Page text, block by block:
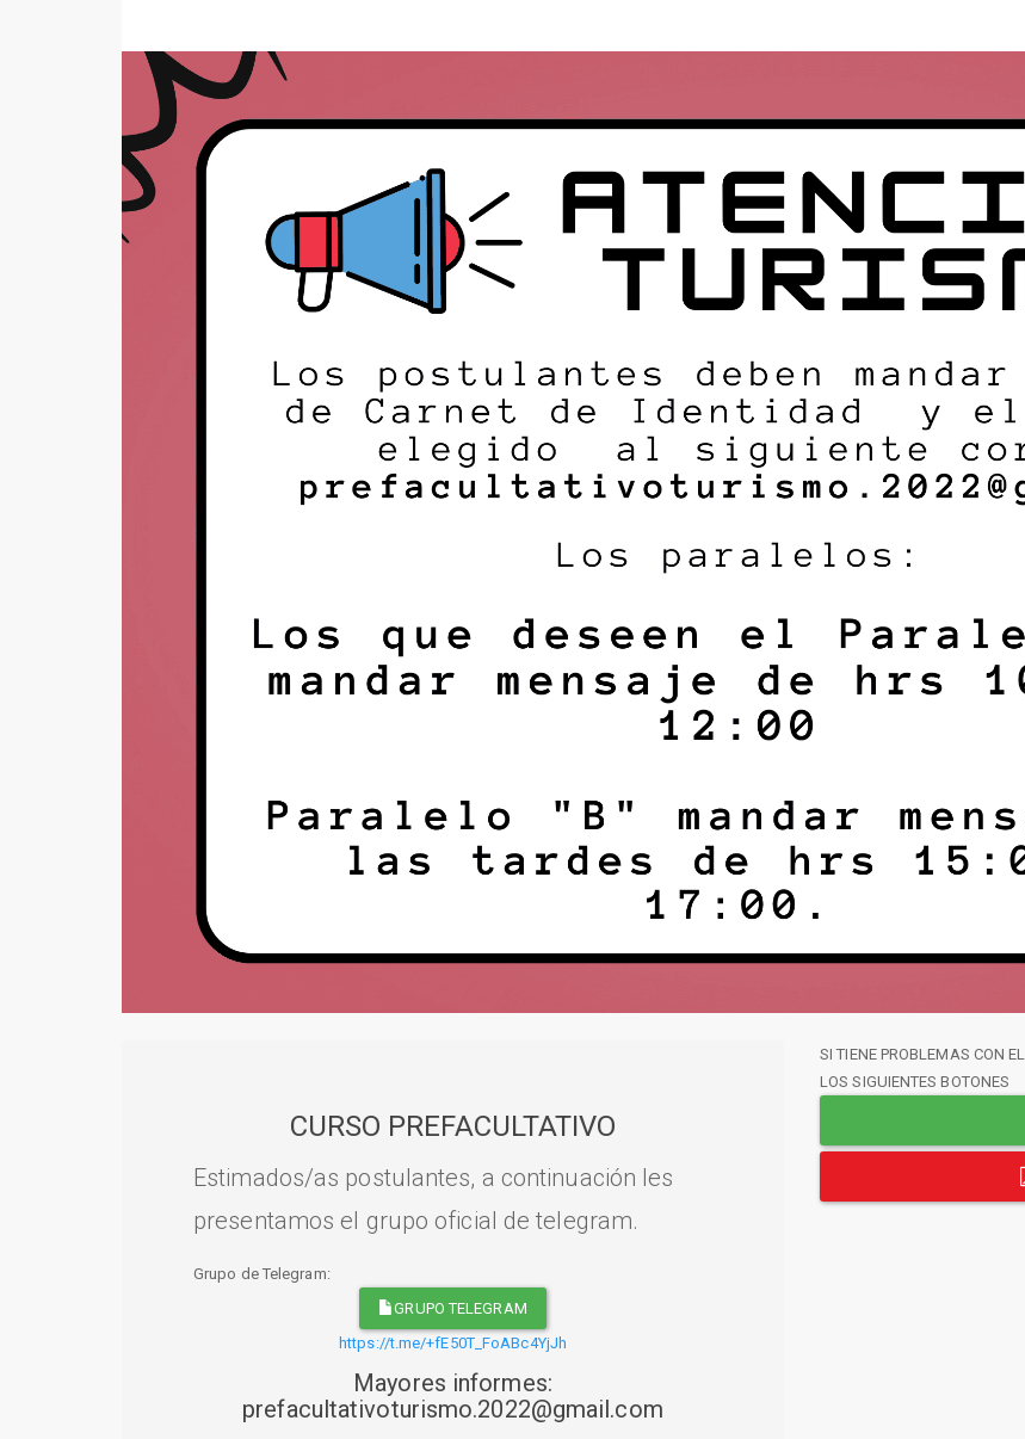
CURSO PREFACULTATIVO
Estimados/as postulantes, a continuación les
presentamos el grupo oficial de telegram.
Grupo de Telegram:
GRUPO TELEGRAM
https://t.me/+fE50T_FoABc4YjJh
Mayores informes:
prefacultativoturismo.2022@gmail.com
SI TIENE PROBLEMAS CON
LOS SIGUIENTES BOTONES